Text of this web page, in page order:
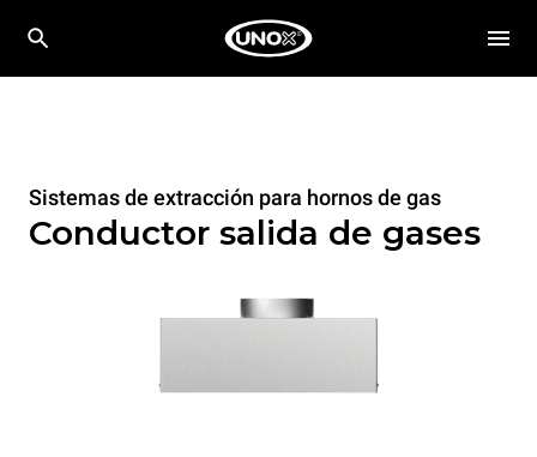
Sistemas de extracción para hornos de gas
Conductor salida de gases